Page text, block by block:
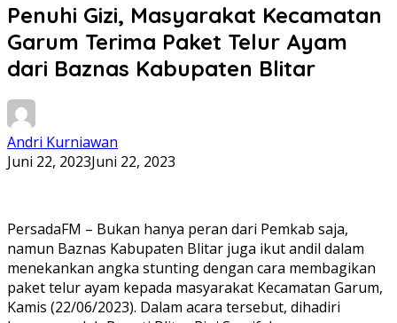
Penuhi Gizi, Masyarakat Kecamatan
Garum Terima Paket Telur Ayam
dari Baznas Kabupaten Blitar
Andri Kurniawan
Juni 22, 2023Juni 22, 2023
PersadaFM – Bukan hanya peran dari Pemkab saja,
namun Baznas Kabupaten Blitar juga ikut andil dalam
menekankan angka stunting dengan cara membagikan
paket telur ayam kepada masyarakat Kecamatan Garum,
Kamis (22/06/2023). Dalam acara tersebut, dihadiri